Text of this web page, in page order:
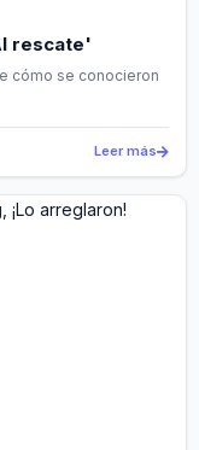
rescate'
cómo se conocieron
Leer más